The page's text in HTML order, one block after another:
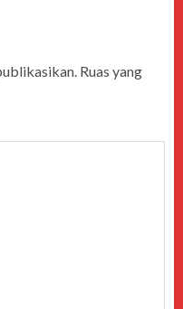
Ruas yang